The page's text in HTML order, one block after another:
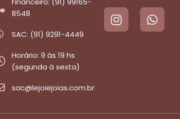
8548
SAC: (91) 9291-4449
Horário: 9 às 19 hs
(segunda à sexta)
sac@lejoiejoias.com.br